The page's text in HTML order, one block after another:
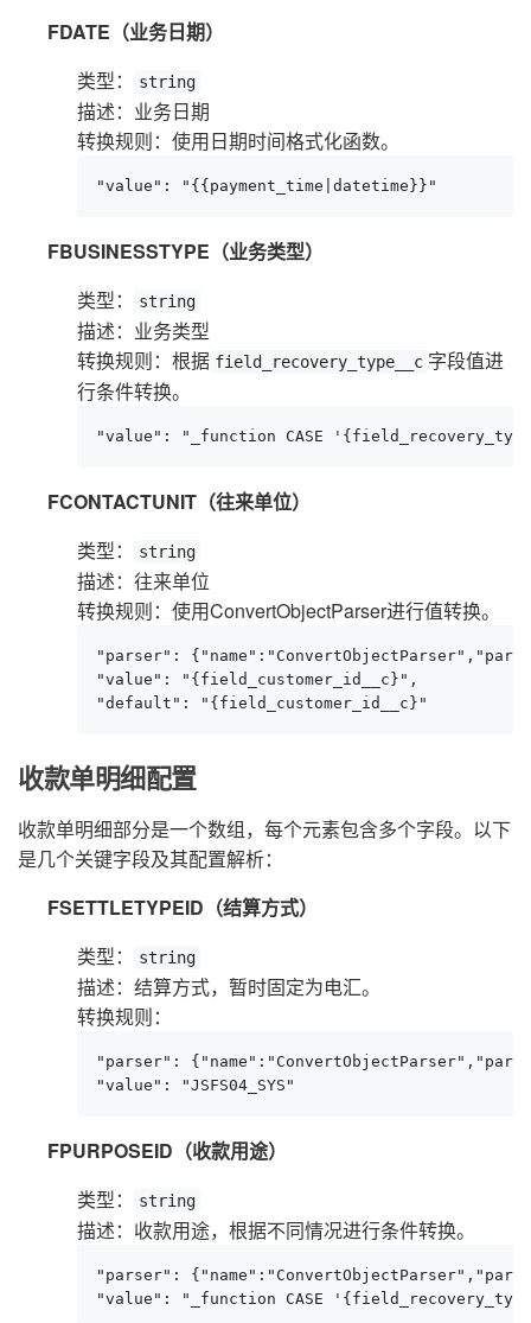
FDATE（业务日期）
类型：
string
描述：业务日期
转换规则：使用日期时间格式化函数。
"value": "{{payment_time|datetime}}"
FBUSINESSTYPE（业务类型）
类型：
string
描述：业务类型
转换规则：根据 field_recovery_type__c 字段值进
行条件转换。
"value": "_function CASE
FCONTACTUNIT（往来单位）
类型：
string
描述：往来单位
转换规则：使用ConvertObjectParser进行值转换。
"parser":
"value": "{field_customer_id__c}",
"default": "{field_customer_id__c}"
收款单明细配置
收款单明细部分是一个数组，每个元素包含多个字段。以下
是几个关键字段及其配置解析：
FSETTLETYPEID（结算方式）
类型：
string
描述：结算方式，暂时固定为电汇。
转换规则：
"parser":
"value": "JSFS04_SYS"
FPURPOSEID（收款用途）
类型：
string
描述：收款用途，根据不同情况进行条件转换。
"parser":
"value": "_function CASE